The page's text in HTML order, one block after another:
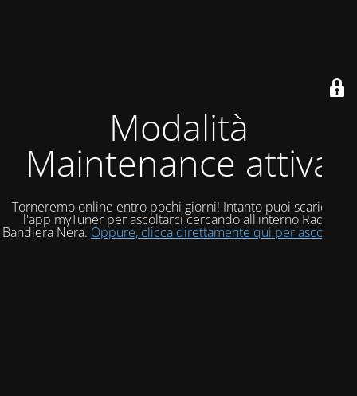
Modalità
Maintenance attiva
Torneremo online entro pochi giorni! Intanto puoi scaricare
l'app myTuner per ascoltarci cercando all'interno Radio
Bandiera Nera. Oppure, clicca direttamente qui per ascoltarci!